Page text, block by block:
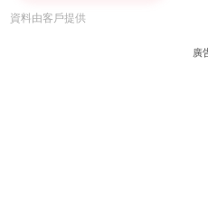
資料由客戶提供
廣